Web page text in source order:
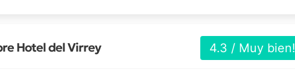
4.3 / Muy bien!
Hotel del Virrey